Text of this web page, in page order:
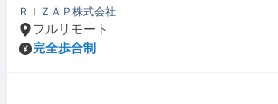
ＲＩＺＡＰ株式会社
フルリモート
完全歩合制